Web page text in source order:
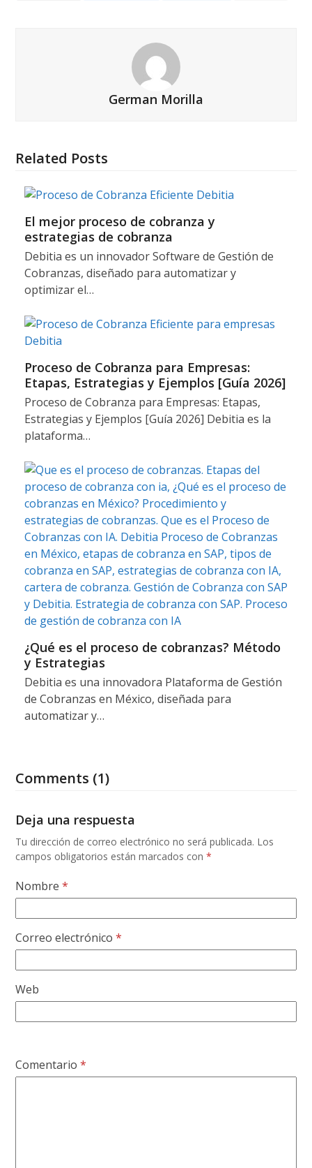
German Morilla
Related Posts
El mejor proceso de cobranza y
estrategias de cobranza
Debitia es un innovador Software de Gestión de
Cobranzas, diseñado para automatizar y
optimizar el…
Proceso de Cobranza para Empresas:
Etapas, Estrategias y Ejemplos [Guía 2026]
Proceso de Cobranza para Empresas: Etapas,
Estrategias y Ejemplos [Guía 2026] Debitia es la
plataforma…
¿Qué es el proceso de cobranzas? Método
y Estrategias
Debitia es una innovadora Plataforma de Gestión
de Cobranzas en México, diseñada para
automatizar y…
Comments (1)
Deja una respuesta
Tu dirección de correo electrónico no será publicada. Los
campos obligatorios están marcados con*
Nombre*
Correo electrónico*
Web
Comentario*